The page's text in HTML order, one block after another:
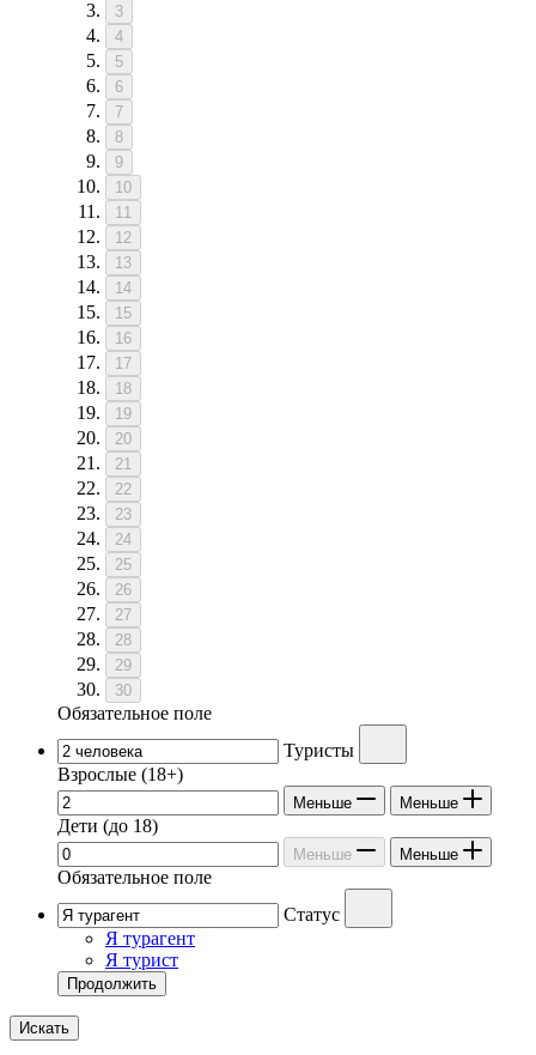
3
4
5
6
7
8
9
10
11
12
13
14
15
16
17
18
19
20
21
22
23
24
25
26
27
28
29
30
Обязательное поле
Туристы
Взрослые (18+)
Меньше Меньше
Дети (до 18)
Меньше Меньше
Обязательное поле
Статус
Я турагент
Я турист
Продолжить
Искать